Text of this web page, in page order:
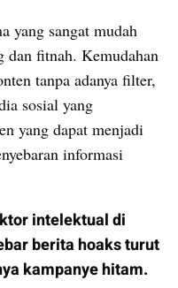
yang sangat mudah
dan fitnah. Kemudahan
tanpa adanya filter,
sosial yang
yang dapat menjadi
informasi
intelektual di
berita hoaks turut
kampanye hitam.